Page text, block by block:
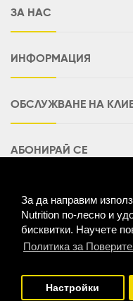
За да направим
Nutrition по-лесно и
бисквитки. Научете
Политика за
Настройки
ЗА НАС
ИНФОРМАЦИЯ
ОБСЛУЖВАНЕ НА
АБОНИРАЙ СЕ
4+